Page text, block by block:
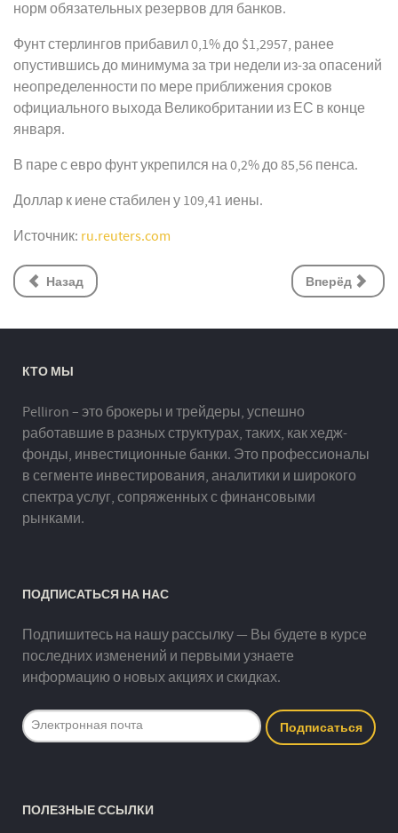
норм обязательных резервов для банков.
Фунт стерлингов прибавил 0,1% до $1,2957, ранее
опустившись до минимума за три недели из-за опасений
неопределенности по мере приближения сроков
официального выхода Великобритании из ЕС в конце
января.
В паре с евро фунт укрепился на 0,2% до 85,56 пенса.
Доллар к иене стабилен у 109,41 иены.
Источник: ru.reuters.com
Назад Вперёд
КТО МЫ
Pelliron – это брокеры и трейдеры, успешно
работавшие в разных структурах, таких, как хедж-
фонды, инвестиционные банки. Это профессионалы
в сегменте инвестирования, аналитики и широкого
спектра услуг, сопряженных с финансовыми
рынками.
ПОДПИСАТЬСЯ НА НАС
Подпишитесь на нашу рассылку — Вы будете в курсе
последних изменений и первыми узнаете
информацию о новых акциях и скидках.
ПОЛЕЗНЫЕ ССЫЛКИ